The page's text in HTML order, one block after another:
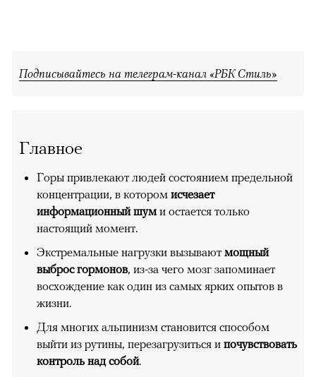
Подписывайтесь на телеграм-канал «РБК Стиль»
Главное
Горы привлекают людей состоянием предельной
концентрации, в котором исчезает
информационный шуми остается только
настоящий момент.
Экстремальные нагрузки вызывают мощный
выброс гормонов, из-за чего мозг запоминает
восхождение как один из самых ярких опытов в
жизни.
Для многих альпинизм становится способом
выйти из рутины, перезагрузиться и почувствовать
контроль над собой.